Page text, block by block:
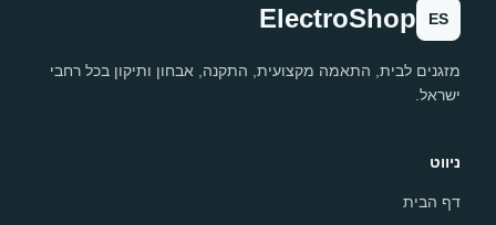
ES
ElectroShop
מזגנים לבית, התאמה מקצועית, התקנה, אבחון ותיקון בכל רחבי
ישראל.
ניווט
דף הבית